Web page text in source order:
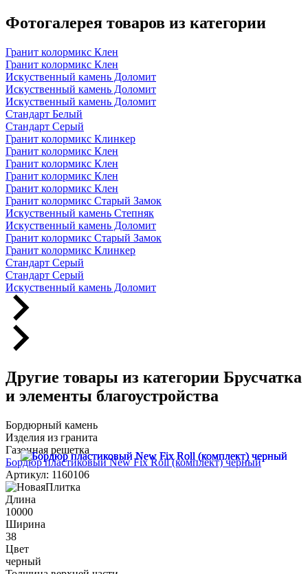
Фотогалерея товаров из категории
Гранит колормикс Клен
Гранит колормикс Клен
Искуственный камень Доломит
Искуственный камень Доломит
Искуственный камень Доломит
Стандарт Белый
Стандарт Серый
Гранит колормикс Клинкер
Гранит колормикс Клен
Гранит колормикс Клен
Гранит колормикс Клен
Гранит колормикс Клен
Гранит колормикс Старый Замок
Искуственный камень Степняк
Искуственный камень Доломит
Гранит колормикс Старый Замок
Гранит колормикс Клинкер
Стандарт Серый
Стандарт Серый
Искуственный камень Доломит
Другие товары из категории Брусчатка
и элементы благоустройства
Бордюрный камень
Изделия из гранита
Газонная решетка
Бордюр пластиковый New Fix Roll (комплект) черный
Артикул: 1160106
Длина
10000
Ширина
38
Цвет
черный